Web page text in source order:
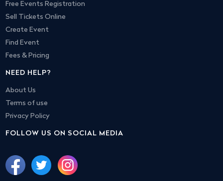
Free Events Registration
Sell Tickets Online
Create Event
Find Event
Fees & Pricing
NEED HELP?
About Us
Terms of use
Privacy Policy
FOLLOW US ON SOCIAL MEDIA